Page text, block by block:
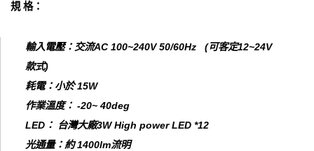
規 格：
輸入電壓：交流AC 100~240V 50/60Hz (可客定12~24V
款式)
耗電：小於 15W
作業溫度： -20~ 40deg
LED： 台灣大廠3W High power LED *12
光通量：約 1400lm流明